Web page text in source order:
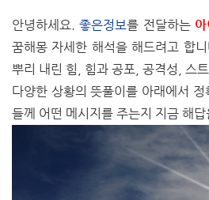
안녕하세요.좋은정보를 전달하는
꿈해몽 자세한 해석을 해드려고 합
뿌리 내린 힘, 힘과 공포, 공격성, 스
다양한 상황의 뜻풀이를 아래에서
들께 어떤 메시지를 주는지 지금 해